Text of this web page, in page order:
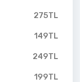
275TL
149TL
249TL
199TL